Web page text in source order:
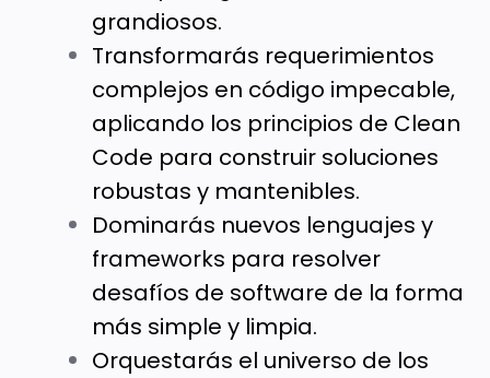
grandiosos.
Transformarás requerimientos
complejos en código impecable,
aplicando los principios de Clean
Code para construir soluciones
robustas y mantenibles.
Dominarás nuevos lenguajes y
frameworks para resolver
desafíos de software de la forma
más simple y limpia.
Orquestarás el universo de los